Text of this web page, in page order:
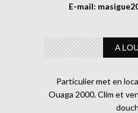
E-mail:
A
Particulier met en
Ouaga 2000. Clim et